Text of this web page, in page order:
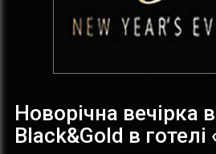
Новорічна вечірка
Black&Gold в готелі